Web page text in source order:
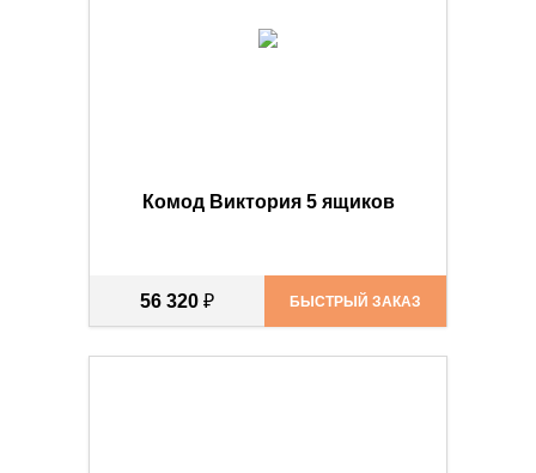
Комод Виктория 5 ящиков
56 320 ₽ БЫСТРЫЙ ЗАКАЗ